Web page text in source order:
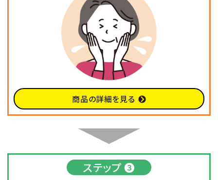
商品の詳細を見る
ステップ ❸